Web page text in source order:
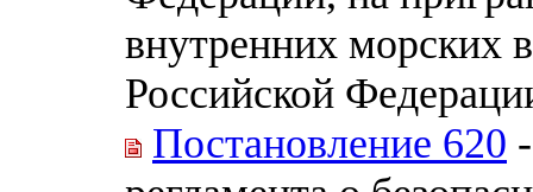
внутренних морских
Российской
Постановление 620